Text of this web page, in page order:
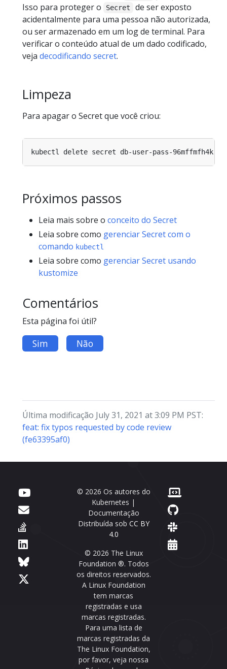
Isso para proteger o
Secret
de ser exposto
acidentalmente para uma pessoa não autorizada,
ou ser armazenado em um log de terminal. Para
verificar o conteúdo atual de um dado codificado,
veja decodificando secret.
Limpeza
Para apagar o Secret que você criou:
Próximos passos
Leia mais sobre o conceito do Secret
Leia sobre como gerenciar Secret com o
comando kubectl
Leia sobre como gerenciar Secret usando
kustomize
Comentários
Esta página foi útil?
Sim Não
Última modificação July 31, 2021 at 3:09 PM PST:
feat: fix typos requested by code review
(fe63395af0)
© 2026 Os autores do
Kubernetes |
Documentação
Distribuída sob CC BY
4.0
© 2026 The Linux
Foundation ®. Todos
os direitos reservados.
A Linux Foundation
tem marcas
registradas e usa
marcas registradas.
Para uma lista de
marcas registradas da
The Linux Foundation,
por favor, veja nossa